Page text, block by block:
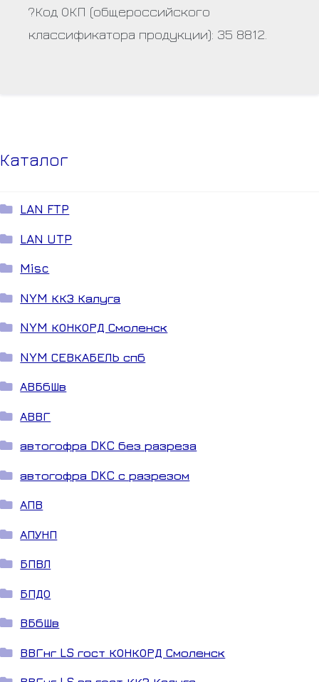
?Код ОКП (общероссийского
классификатора продукции): 35 8812.
Каталог
LAN FTP
LAN UTP
Misc
NYM ККЗ Калуга
NYM КОНКОРД Смоленск
NYM СЕВКАБЕЛЬ спб
АВБбШв
АВВГ
автогофра DKC без разреза
автогофра DKC с разрезом
АПВ
АПУНП
БПВЛ
БПДО
ВБбШв
ВВГнг LS гост КОНКОРД Смоленск